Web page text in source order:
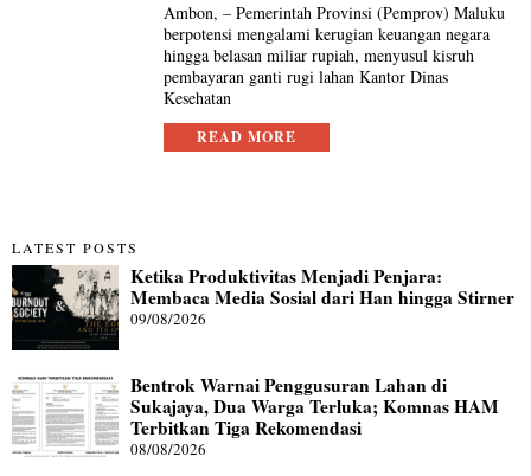
Ambon, – Pemerintah Provinsi (Pemprov) Maluku
berpotensi mengalami kerugian keuangan negara
hingga belasan miliar rupiah, menyusul kisruh
pembayaran ganti rugi lahan Kantor Dinas
Kesehatan
READ MORE
LATEST POSTS
Ketika Produktivitas Menjadi Penjara:
Membaca Media Sosial dari Han hingga Stirner
09/08/2026
Bentrok Warnai Penggusuran Lahan di
Sukajaya, Dua Warga Terluka; Komnas HAM
Terbitkan Tiga Rekomendasi
08/08/2026